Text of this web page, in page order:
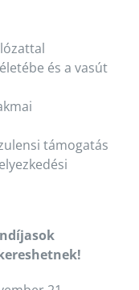
és a vasút
támogatás